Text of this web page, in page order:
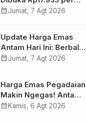
Dolar AS
calendar_monthJumat, 7 Agt 2026
Update Harga Emas
Antam Hari Ini: Berbalik
Arah! Anjlok Rp29.000
calendar_monthJumat, 7 Agt 2026
Harga Emas Pegadaian
Makin Ngegas! Antam
Tembus Rp2,787 Juta
calendar_month Kamis, 6 Agt 2026